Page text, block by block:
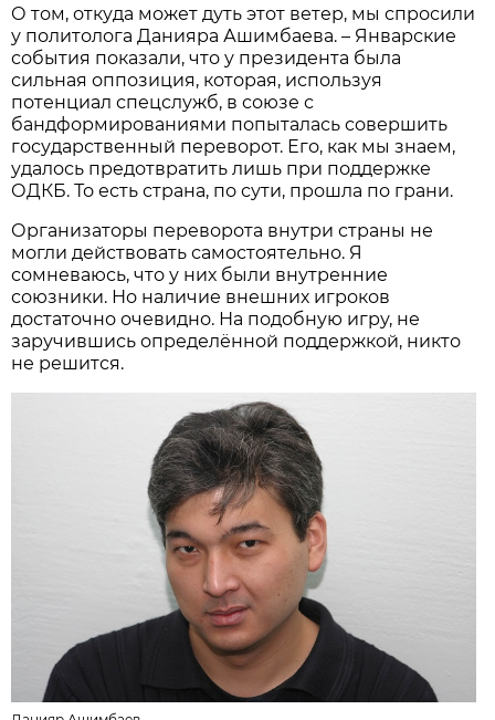
О том, откуда может дуть этот ветер, мы спросили
у политолога Данияра Ашимбаева. – Январские
события показали, что у президента была
сильная оппозиция, которая, используя
потенциал спецслужб, в союзе с
бандформированиями попыталась совершить
государственный переворот. Его, как мы знаем,
удалось предотвратить лишь при поддержке
ОДКБ. То есть страна, по сути, прошла по грани.
Организаторы переворота внутри страны не
могли действовать самостоятельно. Я
сомневаюсь, что у них были внутренние
союзники. Но наличие внешних игроков
достаточно очевидно. На подобную игру, не
заручившись определённой поддержкой, никто
не решится.